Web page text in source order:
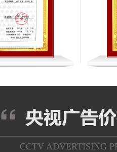
CCTV ADVERTISING